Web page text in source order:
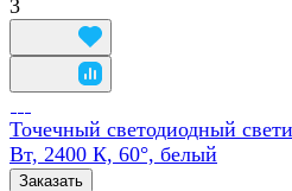
3
Точечный светодиодный
Вт, 2400 К, 60°, белый
Заказать